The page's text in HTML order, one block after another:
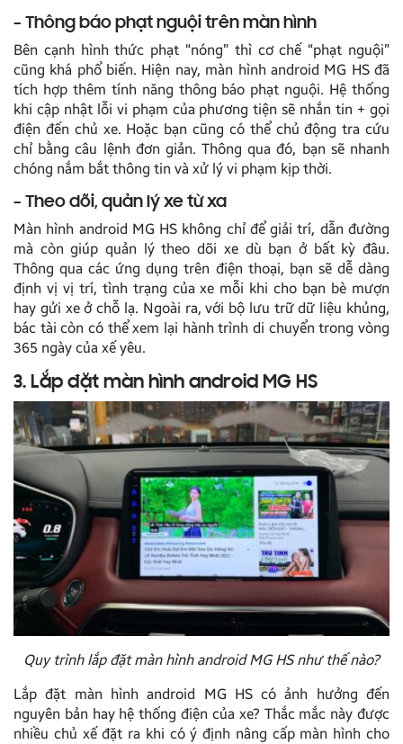
– Thông báo phạt nguội trên màn hình
Bên cạnh hình thức phạt “nóng” thì cơ chế “phạt nguội”
cũng khá phổ biến. Hiện nay, màn hình android MG HS đã
tích hợp thêm tính năng thông báo phạt nguội. Hệ thống
khi cập nhật lỗi vi phạm của phương tiện sẽ nhắn tin + gọi
điện đến chủ xe. Hoặc bạn cũng có thể chủ động tra cứu
chỉ bằng câu lệnh đơn giản. Thông qua đó, bạn sẽ nhanh
chóng nắm bắt thông tin và xử lý vi phạm kịp thời.
– Theo dõi, quản lý xe từ xa
Màn hình android MG HS không chỉ để giải trí, dẫn đường
mà còn giúp quản lý theo dõi xe dù bạn ở bất kỳ đâu.
Thông qua các ứng dụng trên điện thoại, bạn sẽ dễ dàng
định vị vị trí, tình trạng của xe mỗi khi cho bạn bè mượn
hay gửi xe ở chỗ lạ. Ngoài ra, với bộ lưu trữ dữ liệu khủng,
bác tài còn có thể xem lại hành trình di chuyển trong vòng
365 ngày của xế yêu.
3. Lắp đặt màn hình android MG HS
Quy trình lắp đặt màn hình android MG HS như thế nào?
Lắp đặt màn hình android MG HS có ảnh hưởng đến
nguyên bản hay hệ thống điện của xe? Thắc mắc này được
nhiều chủ xế đặt ra khi có ý định nâng cấp màn hình cho